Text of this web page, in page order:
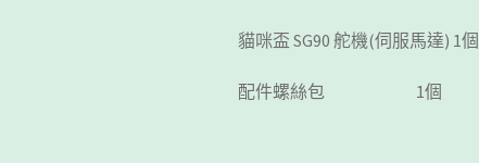
貓咪盃 SG90 舵機(伺服馬達) 1個
配件螺絲包 1個